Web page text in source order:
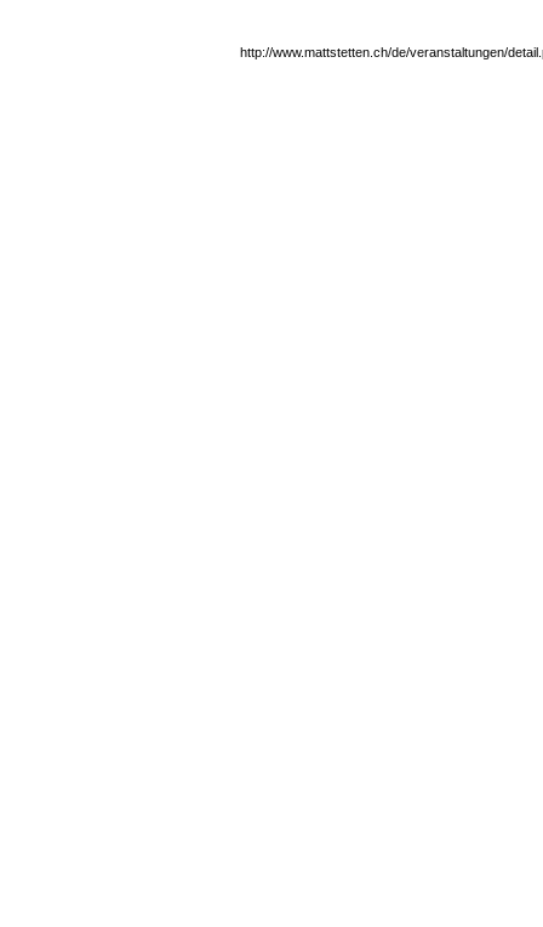
http://www.mattstetten.ch/de/veranstaltungen/